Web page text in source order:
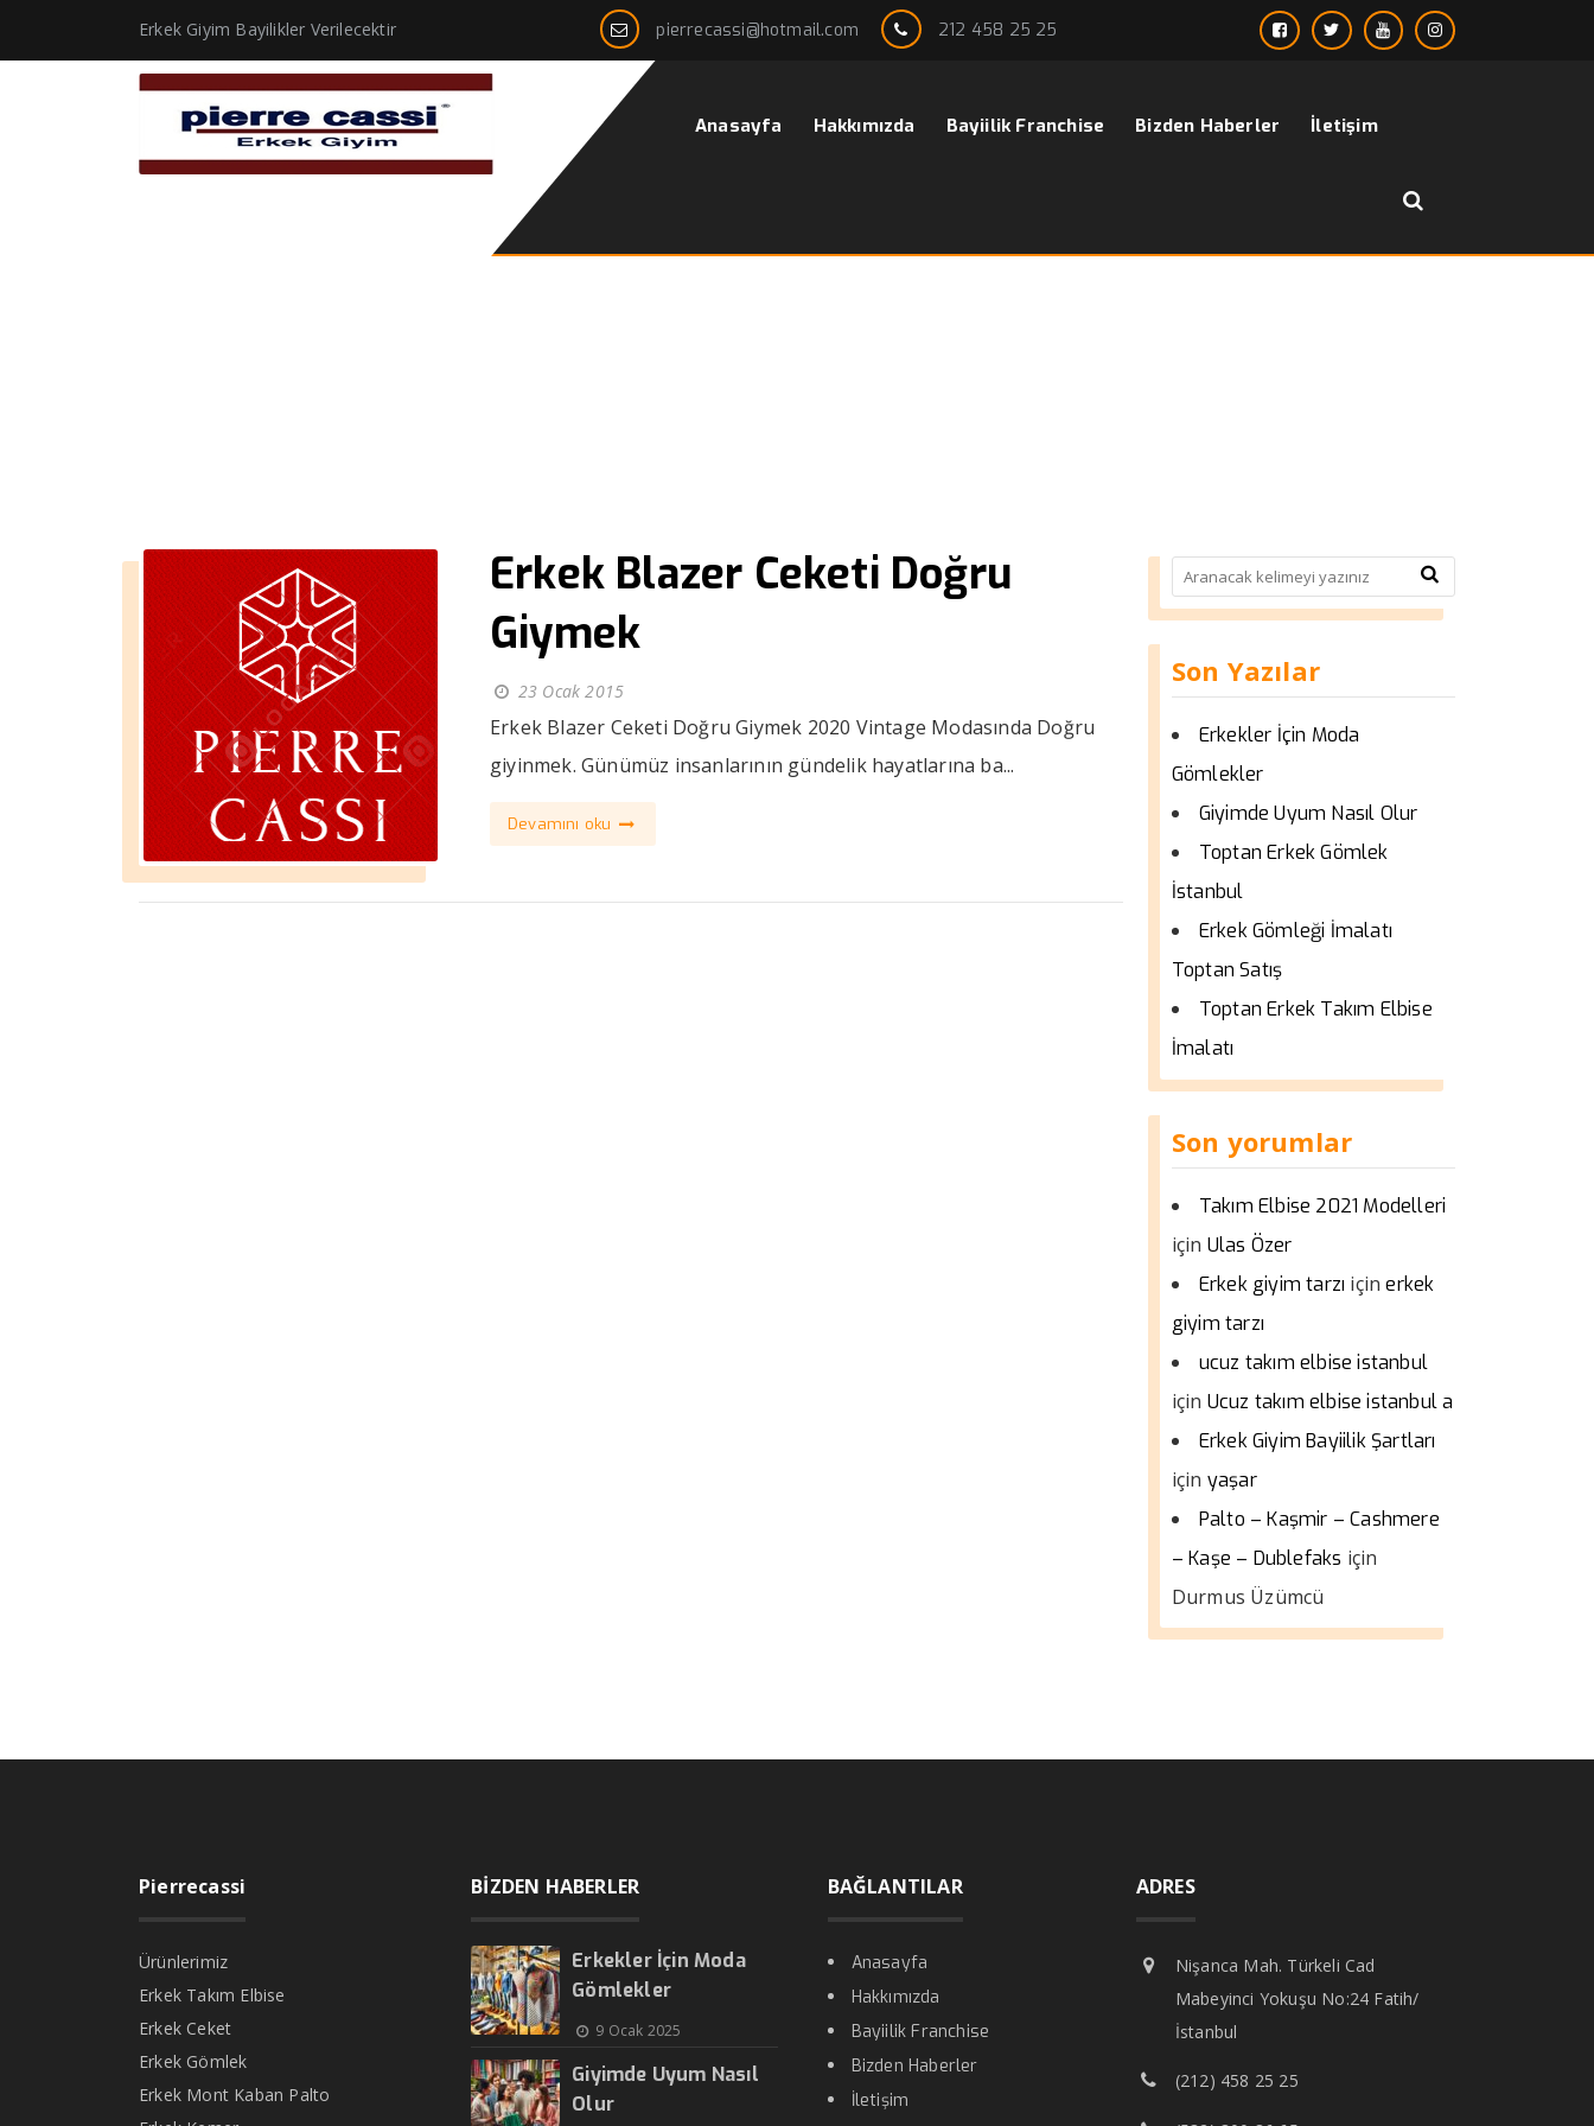
Erkek Giyim Bayilikler Verilecektir pierrecassi@hotmail.com 212 458 25 25
Anasayfa Hakkımızda Bayiilik Franchise Bizden Haberler İletişim
Erkek Blazer Ceketi Doğru
Giymek
23 Ocak 2015
Erkek Blazer Ceketi Doğru Giymek 2020 Vintage Modasında Doğru
giyinmek. Günümüz insanlarının gündelik hayatlarına ba...
Devamını oku
Son Yazılar
Erkekler İçin Moda
Gömlekler
Giyimde Uyum Nasıl Olur
Toptan Erkek Gömlek
İstanbul
Erkek Gömleği İmalatı
Toptan Satış
Toptan Erkek Takım Elbise
İmalatı
Son yorumlar
Takım Elbise 2021 Modelleri
için Ulas Özer
Erkek giyim tarzı içinerkek
giyim tarzı
ucuz takım elbise istanbul
için Ucuz takım elbise istanbul a
Erkek Giyim Bayiilik Şartları
için yaşar
Palto – Kaşmir – Cashmere
– Kaşe – Dublefaks için
Durmus Üzümcü
Pierrecassi
Ürünlerimiz
Erkek Takım Elbise
Erkek Ceket
Erkek Gömlek
Erkek Mont Kaban Palto
BİZDEN HABERLER
Erkekler İçin Moda
Gömlekler
9 Ocak 2025
Giyimde Uyum Nasıl
Olur
BAĞLANTILAR
Anasayfa
Hakkımızda
Bayiilik Franchise
Bizden Haberler
İletişim
ADRES
Nişanca Mah. Türkeli Cad
Mabeyinci Yokuşu No:24 Fatih/
İstanbul
(212) 458 25 25